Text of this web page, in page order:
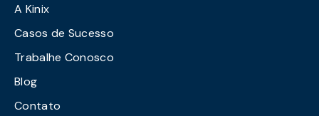
A Kinix
Casos de Sucesso
Trabalhe Conosco
Blog
Contato